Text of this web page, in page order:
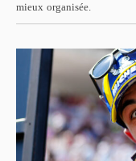
mieux organisée.